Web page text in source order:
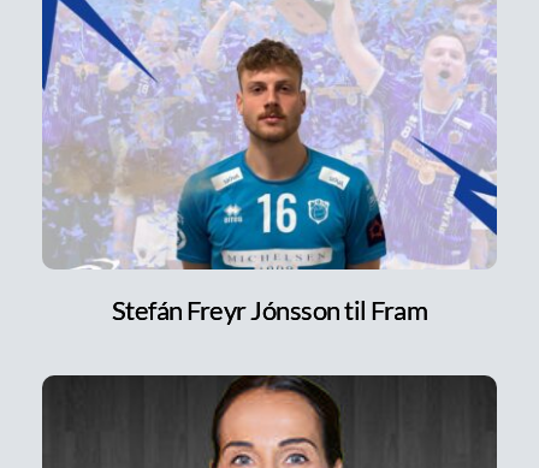
Stefán Freyr Jónsson til Fram